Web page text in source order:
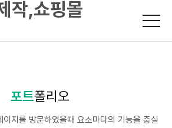
포트폴리오
지를 방문하였을때 요소마다의 기능을 충실